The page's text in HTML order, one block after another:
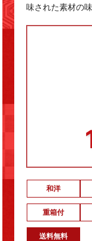
味された素材の
和洋
重箱付
送料無料